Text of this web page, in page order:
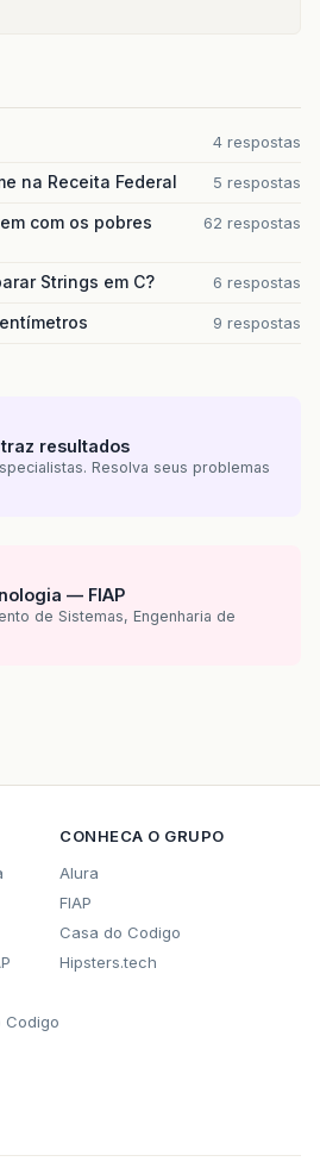
4 respostas
na Receita Federal 5 respostas
com os pobres
62 respostas
Strings em C? 6 respostas
9 respostas
resultados
Resolva seus problemas
— FIAP
de Sistemas, Engenharia de
Codigo
CONHECA O GRUPO
Alura
FIAP
Casa do Codigo
Hipsters.tech